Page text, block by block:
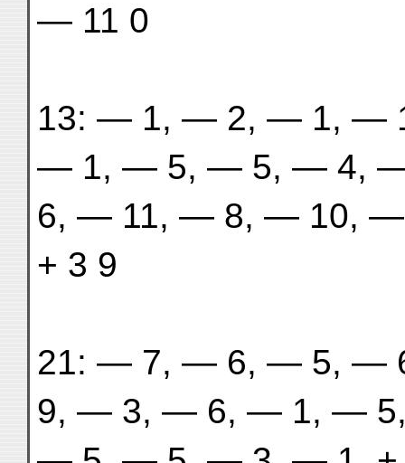
— 11 0
13: — 1, — 2, — 1, —
— 1, — 5, — 5, — 4,
6, — 11, — 8, — 10,
+ 3 9
21: — 7, — 6, — 5, —
9, — 3, — 6, — 1, —